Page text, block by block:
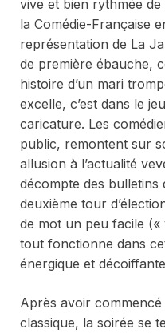
vive et bien rythmée de
la Comédie-Française
représentation de La
de première ébauche,
histoire d’un mari
excelle, c’est dans le
caricature. Les
public, remontent sur
allusion à l’actualité
décompte des bulletins
deuxième tour
de mot un peu facile
tout fonctionne dans
énergique et
Après avoir
classique, la soirée se